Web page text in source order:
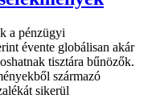
a pénzügyi
évente globálisan akár
tisztára bűnözők.
származó
sikerül